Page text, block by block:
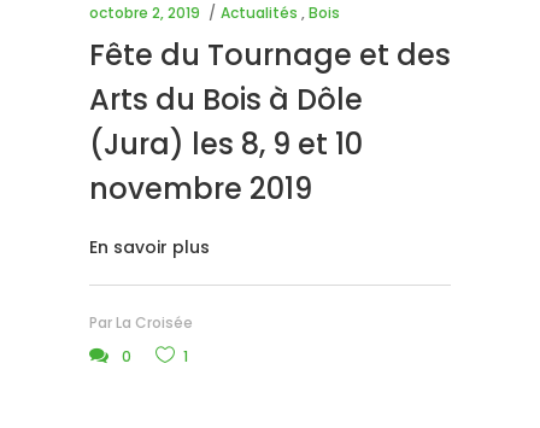
octobre 2, 2019 Actualités ,Bois
Fête du Tournage et des
Arts du Bois à Dôle
(Jura) les 8, 9 et 10
novembre 2019
En savoir plus
Par La Croisée
0
1